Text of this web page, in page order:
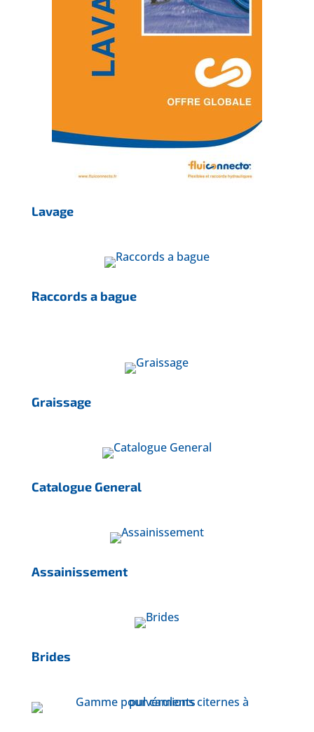
Lavage
Raccords a bague
Graissage
Catalogue General
Assainissement
Brides